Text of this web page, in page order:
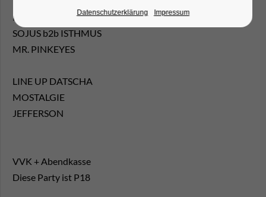
RO
SOJUS b2b ISTHMUS
MR. PINKEYES
LINE UP DATSCHA
MOSTALGIE
JEFFERSON
VVK + Abendkasse
Diese Party ist P18
Datenschutzerklärung Impressum